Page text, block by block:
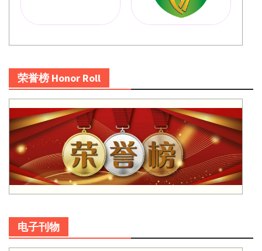
荣誉榜 Honor Roll
电子刊物